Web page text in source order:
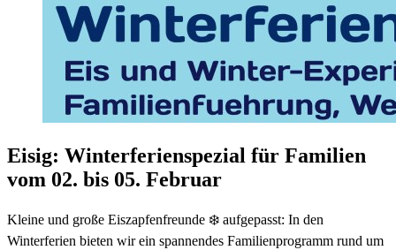
Eisig: Winterferienspezial für Familien
vom 02. bis 05. Februar
Kleine und große Eiszapfenfreunde ❄️ aufgepasst: In den
Winterferien bieten wir ein spannendes Familienprogramm rund um